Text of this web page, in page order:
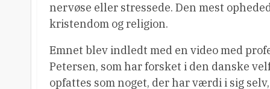
nervøse eller stressede. Den mest
kristendom og religion.
Emnet blev indledt med en video med
Petersen, som har forsket i den danske
opfattes som noget, der har værdi i sig